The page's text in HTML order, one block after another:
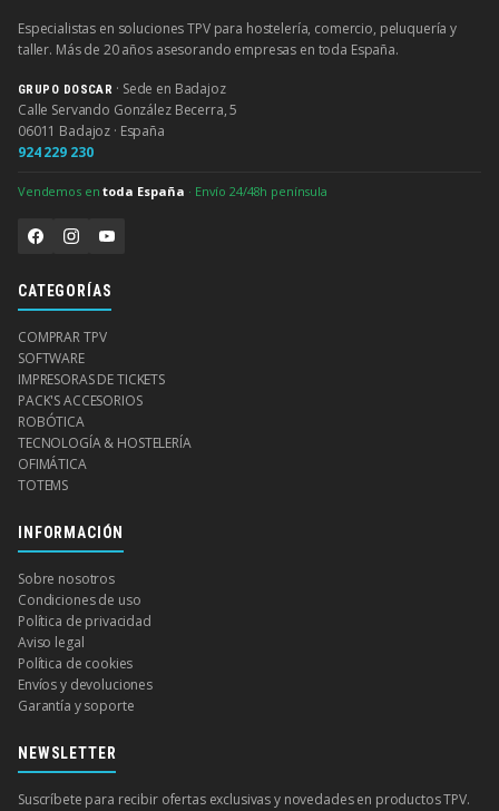
Especialistas en soluciones TPV para hostelería, comercio, peluquería y
taller. Más de 20 años asesorando empresas en toda España.
GRUPO DOSCAR · Sede en Badajoz
Calle Servando González Becerra, 5
06011 Badajoz · España
924 229 230
Vendemos entoda España · Envío 24/48h península
CATEGORÍAS
COMPRAR TPV
SOFTWARE
IMPRESORAS DE TICKETS
PACK'S ACCESORIOS
ROBÓTICA
TECNOLOGÍA & HOSTELERÍA
OFIMÁTICA
TOTEMS
INFORMACIÓN
Sobre nosotros
Condiciones de uso
Política de privacidad
Aviso legal
Política de cookies
Envíos y devoluciones
Garantía y soporte
NEWSLETTER
Suscríbete para recibir ofertas exclusivas y novedades en productos TPV.